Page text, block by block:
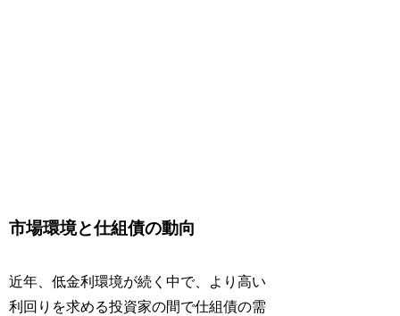
市場環境と仕組債の動向
近年、低金利環境が続く中で、より高い
利回りを求める投資家の間で仕組債の需